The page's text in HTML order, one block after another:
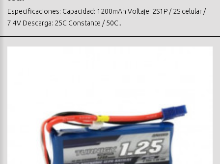
Especificaciones: Capacidad: 1200mAh Voltaje: 2S1P / 2S celular /
7.4V Descarga: 25C Constante / 50C..